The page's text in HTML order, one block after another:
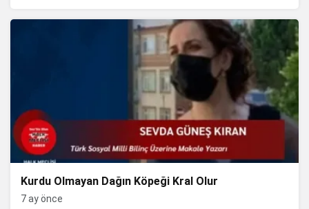
Kurdu Olmayan Dağın Köpeği Kral Olur
7 ay önce